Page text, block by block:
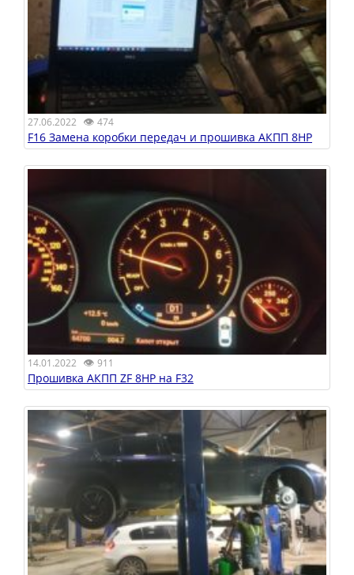
27.06.2022 👁 474
F16 Замена коробки передач и прошивка АКПП 8HP
14.01.2022 👁 911
Прошивка АКПП ZF 8HP на F32